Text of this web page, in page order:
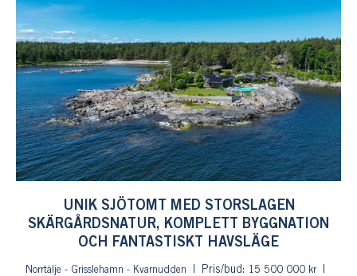
UNIK SJÖTOMT MED STORSLAGEN
SKÄRGÅRDSNATUR, KOMPLETT BYGGNATION
OCH FANTASTISKT HAVSLÄGE
Norrtälje - Grisslehamn - Kvarnudden Pris/bud:
15 500 000 kr